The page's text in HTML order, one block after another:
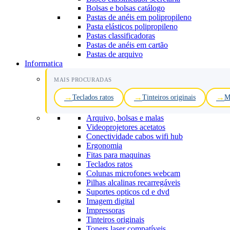
Bolsas e bolsas catálogo
Pastas de anéis em polipropileno
Pasta elásticos polipropileno
Pastas classificadoras
Pastas de anéis em cartão
Pastas de arquivo
Informatica
MAIS PROCURADAS
Teclados ratos Tinteiros originais
Arquivo, bolsas e malas
Videoprojetores acetatos
Conectividade cabos wifi hub
Ergonomia
Fitas para maquinas
Teclados ratos
Colunas microfones webcam
Pilhas alcalinas recarregáveis
Suportes opticos cd e dvd
Imagem digital
Impressoras
Tinteiros originais